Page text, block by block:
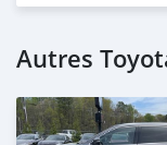
Autres